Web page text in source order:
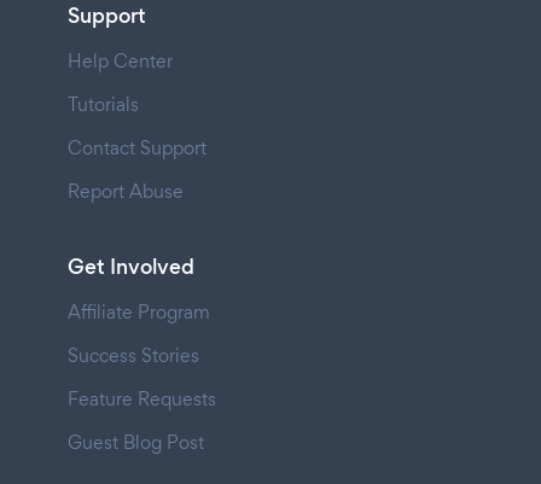
Support
Help Center
Tutorials
Contact Support
Report Abuse
Get Involved
Affiliate Program
Success Stories
Feature Requests
Guest Blog Post